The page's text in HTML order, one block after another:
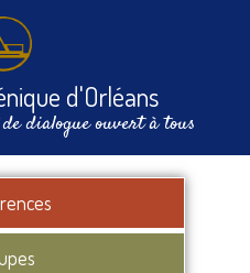
d'Orléans
dialogue ouvert à tous